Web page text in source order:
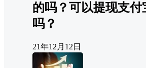
的吗？可以提现支付
吗？
21年12月12日